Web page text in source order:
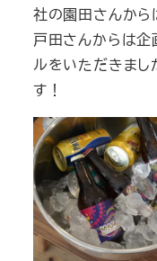
社の園田さんから
戸田さんからは企
ルをいただきまし
す！